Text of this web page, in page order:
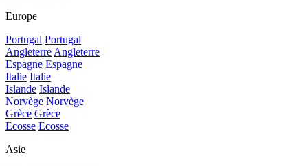
Europe
Portugal Portugal
AngleterreAngleterre
Espagne Espagne
Italie Italie
Islande Islande
Norvège Norvège
Grèce Grèce
Ecosse Ecosse
Asie